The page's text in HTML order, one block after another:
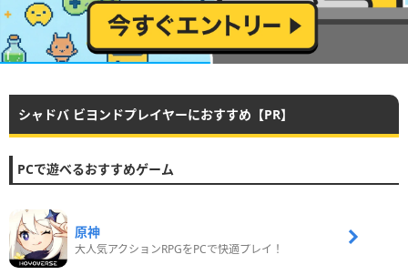
シャドバ ビヨンドプレイヤーにおすすめ【PR】
PCで遊べるおすすめゲーム
原神
大人気アクションRPGをPCで快適プレイ！